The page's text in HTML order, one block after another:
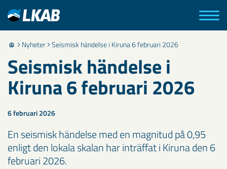
Nyheter Seismisk händelse i Kiruna 6 februari 2026
Seismisk händelse i
Kiruna 6 februari 2026
6 februari 2026
En seismisk händelse med en magnitud på 0,95
enligt den lokala skalan har inträffat i Kiruna den 6
februari 2026.